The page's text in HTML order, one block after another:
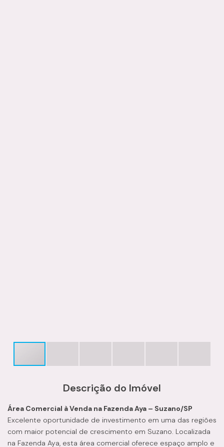
Descrição do Imóvel
Área Comercial à Venda na Fazenda Aya – Suzano/SP
Excelente oportunidade de investimento em uma das regiões
com maior potencial de crescimento em Suzano. Localizada
na Fazenda Aya, esta área comercial oferece espaço amplo e